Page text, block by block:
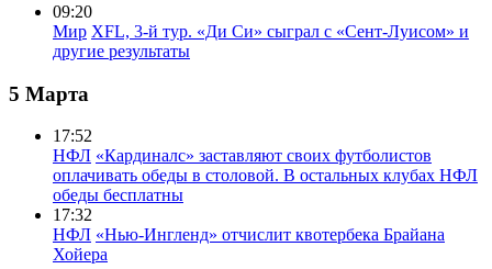
09:20
Мир XFL, 3-й тур. «Ди Си» сыграл с «Сент-Луисом» и
другие результаты
5 Марта
17:52
НФЛ «Кардиналс» заставляют своих футболистов
оплачивать обеды в столовой. В остальных клубах НФЛ
обеды бесплатны
17:32
НФЛ «Нью-Ингленд» отчислит квотербека Брайана
Хойера